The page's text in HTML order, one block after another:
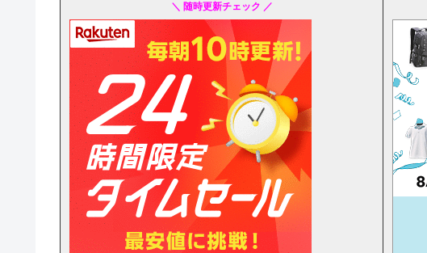
＼ 随時更新チェック ／